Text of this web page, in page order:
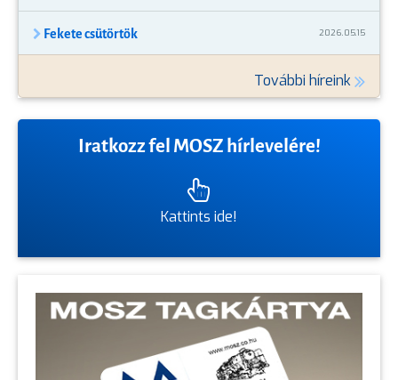
Fekete csütörtök 2026.05.15
További híreink
Iratkozz fel MOSZ hírlevelére!
Kattints ide!